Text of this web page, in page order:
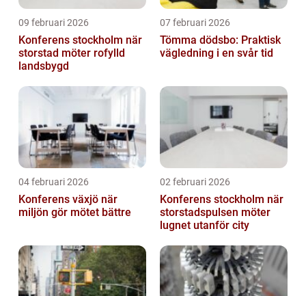
09 februari 2026
Konferens stockholm när
storstad möter rofylld
landsbygd
07 februari 2026
Tömma dödsbo: Praktisk
vägledning i en svår tid
04 februari 2026
Konferens växjö när
miljön gör mötet bättre
02 februari 2026
Konferens stockholm när
storstadspulsen möter
lugnet utanför city